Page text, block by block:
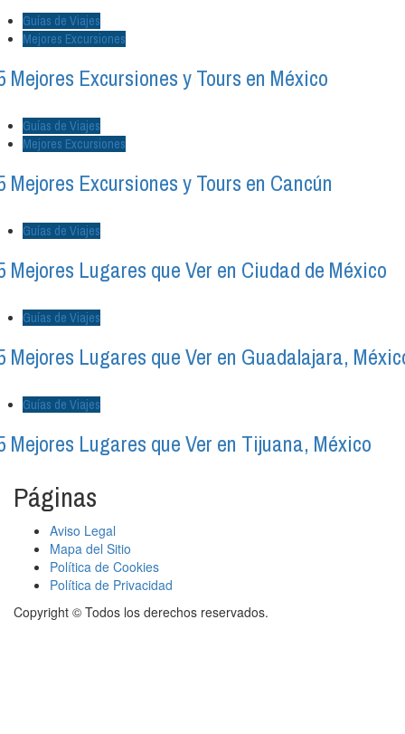
Guías de Viajes
Mejores Excursiones
Mejores Excursiones y Tours en México
Guías de Viajes
Mejores Excursiones
Mejores Excursiones y Tours en Cancún
Guías de Viajes
Mejores Lugares que Ver en Ciudad de México
Guías de Viajes
Mejores Lugares que Ver en Guadalajara,
Guías de Viajes
Mejores Lugares que Ver en Tijuana, México
Páginas
Aviso Legal
Mapa del Sitio
Política de Cookies
Política de Privacidad
Copyright © Todos los derechos reservados.